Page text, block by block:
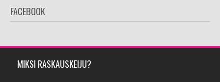
FACEBOOK
MIKSI RASKAUSKEIJU?